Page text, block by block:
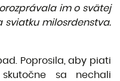
im o svätej
sviatku milosrdenstva.
Poprosila, aby piati
sa nechali